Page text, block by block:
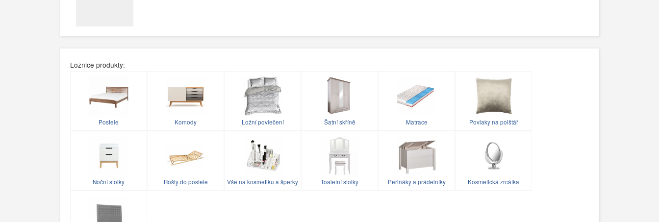
Ložnice produkty:
Postele Komody Ložní povlečení Šatní skříně Matrace Povlaky na polštář
Noční stolky Rošty do postele Vše na kosmetiku a šperky Toaletní stolky Peřiňáky a prádelníky Kosmetická zrcátka